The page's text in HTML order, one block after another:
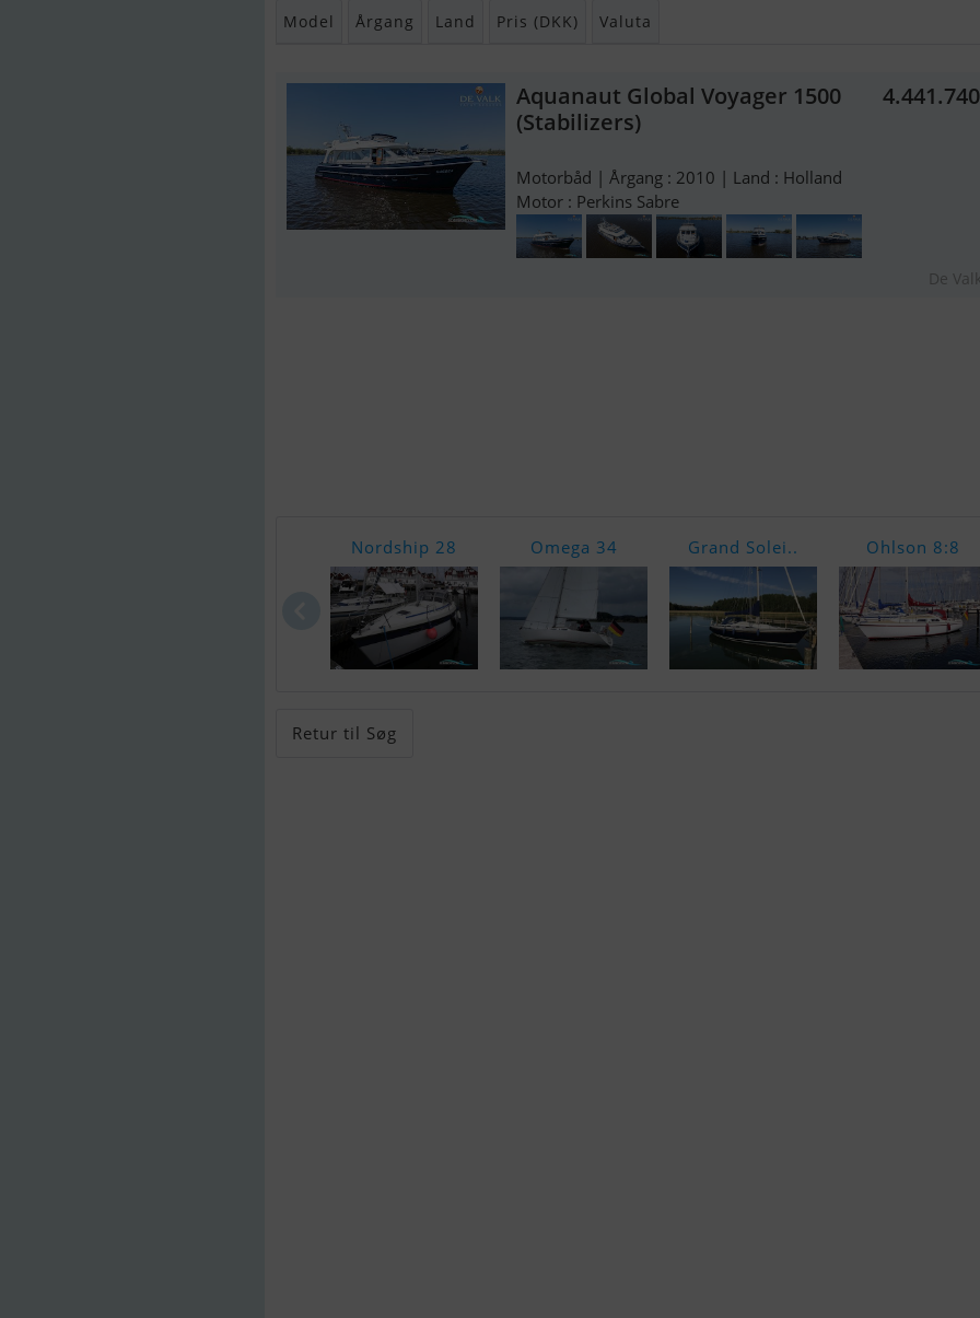
Model Årgang Land Pris (DKK) Valuta
Aquanaut Global Voyager 1500
(Stabilizers)
Motorbåd | Årgang : 2010 | Land : Holland
Motor : Perkins Sabre
De
Nordship 28 Omega 34 Grand Solei.. Ohlson 8:8
Retur til Søg